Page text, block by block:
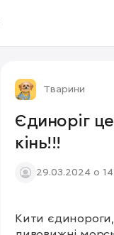
Тварини
Єдиноріг
кінь!!!
29.03.2024 о
Кити